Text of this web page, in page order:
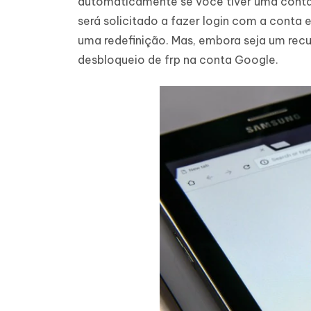
iAnyGo- iOS APP
Alterar
Limpe
Escreva de forma mais inteligente,
rápida e melhor com IA
será solicitado a fazer login com a conta
uma redefinição. Mas, embora seja um
desbloqueio de frp na conta Google.